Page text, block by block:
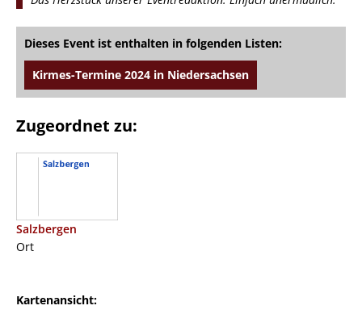
Dieses Event ist enthalten in folgenden Listen:
Kirmes-Termine 2024 in Niedersachsen
Zugeordnet zu:
Salzbergen
Ort
Kartenansicht: